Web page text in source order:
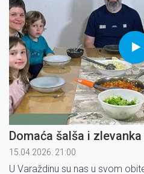
Domaća šalša i
15.04.2026. 21:00
U Varaždinu su nas u svom